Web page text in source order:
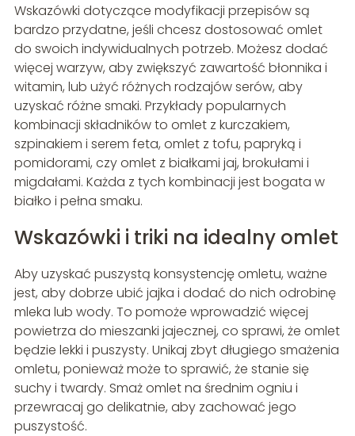
Wskazówki dotyczące modyfikacji przepisów są
bardzo przydatne, jeśli chcesz dostosować omlet
do swoich indywidualnych potrzeb. Możesz dodać
więcej warzyw, aby zwiększyć zawartość błonnika i
witamin, lub użyć różnych rodzajów serów, aby
uzyskać różne smaki. Przykłady popularnych
kombinacji składników to omlet z kurczakiem,
szpinakiem i serem feta, omlet z tofu, papryką i
pomidorami, czy omlet z białkami jaj, brokułami i
migdałami. Każda z tych kombinacji jest bogata w
białko i pełna smaku.
Wskazówki i triki na idealny omlet
Aby uzyskać puszystą konsystencję omletu, ważne
jest, aby dobrze ubić jajka i dodać do nich odrobinę
mleka lub wody. To pomoże wprowadzić więcej
powietrza do mieszanki jajecznej, co sprawi, że omlet
będzie lekki i puszysty. Unikaj zbyt długiego smażenia
omletu, ponieważ może to sprawić, że stanie się
suchy i twardy. Smaż omlet na średnim ogniu i
przewracaj go delikatnie, aby zachować jego
puszystość.